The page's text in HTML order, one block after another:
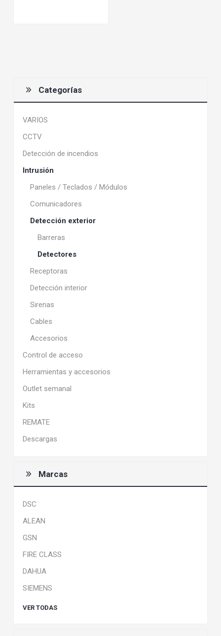
Categorías
VARIOS
CCTV
Detección de incendios
Intrusión
Paneles / Teclados / Módulos
Comunicadores
Detección exterior
Barreras
Detectores
Receptoras
Detección interior
Sirenas
Cables
Accesorios
Control de acceso
Herramientas y accesorios
Outlet semanal
Kits
REMATE
Descargas
Marcas
DSC
ALEAN
GSN
FIRE CLASS
DAHUA
SIEMENS
VER TODAS